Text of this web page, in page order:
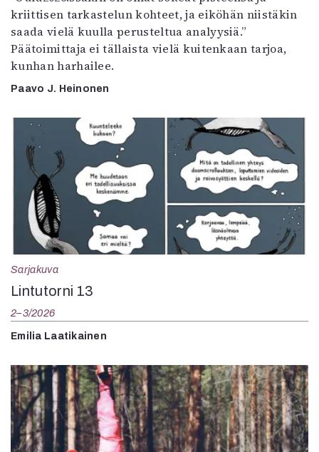
kriittisen tarkastelun kohteet, ja eiköhän niistäkin
saada vielä kuulla perusteltua analyysiä.”
Päätoimittaja ei tällaista vielä kuitenkaan tarjoa,
kunhan harhailee.
Paavo J. Heinonen
Sarjakuva
Lintutorni 13
2–3/2026
Emilia Laatikainen